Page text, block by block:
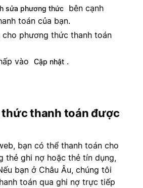
sửa phương thức
bên cạnh
toán của bạn.
phương thức thanh toán
vào
Cập nhật .
thanh toán được
bạn có thể thanh toán cho
thẻ ghi nợ hoặc thẻ tín dụng,
bạn ở Châu Âu, chúng tôi
toán qua ghi nợ trực tiếp